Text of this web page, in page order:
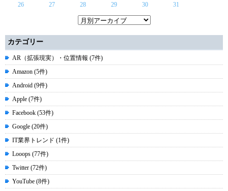
26
27 28 29 30 31
カテゴリー
AR（拡張現実）・位置情報 (7件)
Amazon (5件)
Android (9件)
Apple (7件)
Facebook (53件)
Google (20件)
IT業界トレンド (1件)
Looops (77件)
Twitter (72件)
YouTube (8件)